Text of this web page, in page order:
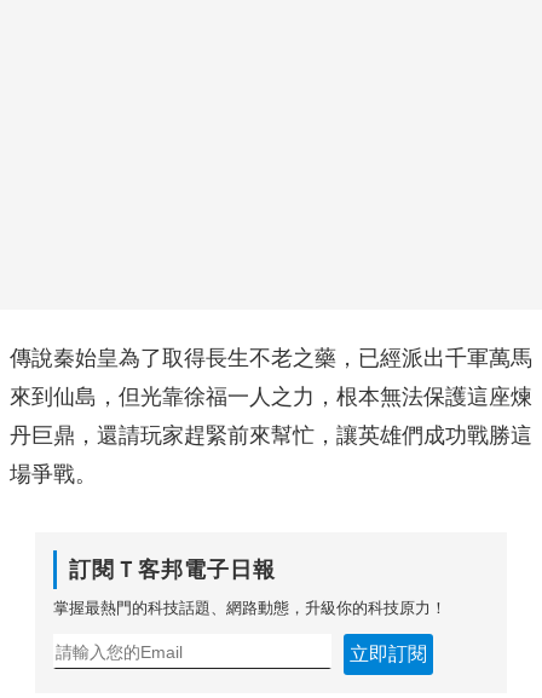
傳說秦始皇為了取得長生不老之藥，已經派出千軍萬馬
來到仙島，但光靠徐福一人之力，根本無法保護這座煉
丹巨鼎，還請玩家趕緊前來幫忙，讓英雄們成功戰勝這
場爭戰。
訂閱Ｔ客邦電子日報
掌握最熱門的科技話題、網路動態，升級你的科技原力！
立即訂閱